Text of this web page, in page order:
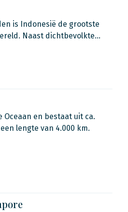
is Indonesië de grootste
Naast dichtbevolkte…
Oceaan en bestaat uit ca.
lengte van 4.000 km.